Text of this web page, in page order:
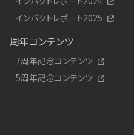
インパクトレポート2025
周年コンテンツ
7周年記念コンテンツ
5周年記念コンテンツ